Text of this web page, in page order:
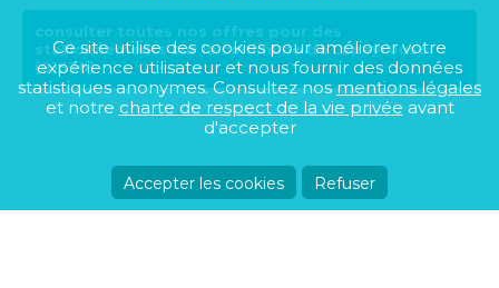
consulter toutes nos offres pour des
stationnements sur la commune de Lapeyrouse
(01330)
Ce site utilise des cookies pour améliorer votre
expérience utilisateur et nous fournir des données
statistiques anonymes. Consultez nosmentions légales
et notre charte de respect de la vie privée avant
d'accepter
Accepter les cookies Refuser